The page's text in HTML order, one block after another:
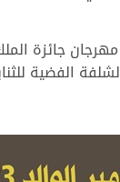
الفضية